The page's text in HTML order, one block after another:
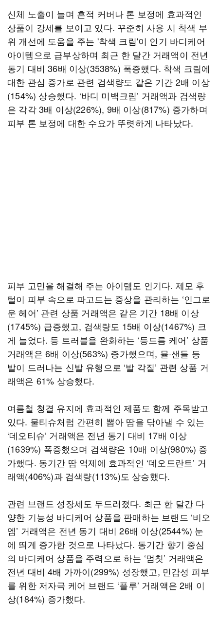
신체 노출이 늘며 흔적 커버나 톤 보정에 효과적인
상품이 강세를 보이고 있다. 꾸준히 사용 시 착색 부
위 개선에 도움을 주는 '착색 크림'이 인기 바디케어
아이템으로 급부상하며 최근 한 달간 거래액이 전년
동기 대비 36배 이상(3538%) 폭증했다. 착색 크림에
대한 관심 증가로 관련 검색량도 같은 기간 2배 이상
(154%) 상승했다. ‘바디 미백크림’ 거래액과 검색량
은 각각 3배 이상(226%), 9배 이상(817%) 증가하며
피부 톤 보정에 대한 수요가 뚜렷하게 나타났다.
피부 고민을 해결해 주는 아이템도 인기다. 제모 후
털이 피부 속으로 파고드는 증상을 관리하는 ‘인그로
운 헤어’ 관련 상품 거래액은 같은 기간 18배 이상
(1745%) 급증했고, 검색량도 15배 이상(1467%) 크
게 늘었다. 등 트러블을 완화하는 ‘등드름 케어’ 상품
거래액은 6배 이상(563%) 증가했으며, 뮬·샌들 등
발이 드러나는 신발 유행으로 ‘발 각질’ 관련 상품 거
래액은 61% 상승했다.
여름철 청결 유지에 효과적인 제품도 함께 주목받고
있다. 물티슈처럼 간편히 뽑아 땀을 닦아낼 수 있는
‘데오티슈’ 거래액은 전년 동기 대비 17배 이상
(1639%) 폭증했으며 검색량은 10배 이상(980%) 증
가했다. 동기간 땀 억제에 효과적인 ‘데오드란트’ 거
래액(406%)과 검색량(113%)도 상승했다.
관련 브랜드 성장세도 두드러졌다. 최근 한 달간 다
양한 기능성 바디케어 상품을 판매하는 브랜드 ‘비오
엠’ 거래액은 전년 동기 대비 26배 이상(2544%) 눈
에 띄게 증가한 것으로 나타났다. 동기간 향기 중심
의 바디케어 상품을 주력으로 하는 ‘멈칫’ 거래액은
전년 대비 4배 가까이(299%) 성장했고, 민감성 피부
를 위한 저자극 케어 브랜드 ‘플루’ 거래액은 2배 이
상(184%) 증가했다.